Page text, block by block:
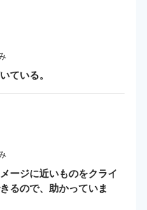
ている。
ージに近いものをクライ
るので、助かっていま